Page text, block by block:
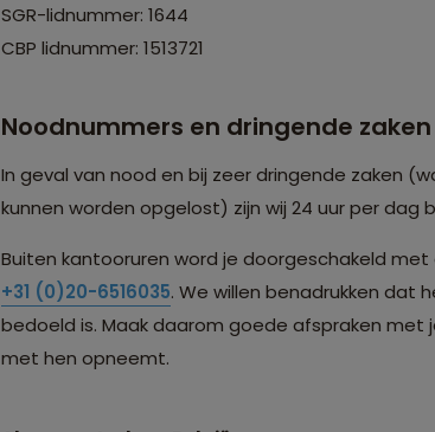
SGR-lidnummer: 1644
CBP lidnummer: 1513721
Noodnummers en dringende zaken
In geval van nood en bij zeer dringende zaken
kunnen worden opgelost) zijn wij 24 uur per dag
Buiten kantooruren word je doorgeschakeld
+31 (0)20-6516035. We willen benadrukken dat
bedoeld is. Maak daarom goede afspraken met
met hen opneemt.